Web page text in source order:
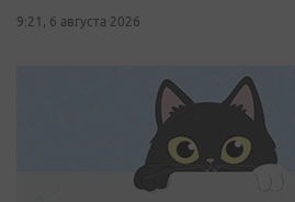
9:21, 6 августа 2026